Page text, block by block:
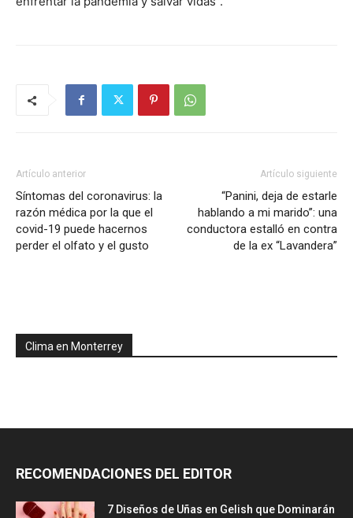
Artículo anterior
Síntomas del coronavirus: la
razón médica por la que el
covid-19 puede hacernos
perder el olfato y el gusto
Artículo siguiente
“Panini, deja de estarle
hablando a mi marido”: una
conductora estalló en contra
de la ex “Lavandera”
Clima en Monterrey
RECOMENDACIONES DEL EDITOR
7 Diseños de Uñas en Gelish que Dominarán